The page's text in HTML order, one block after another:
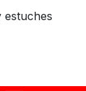
estuches